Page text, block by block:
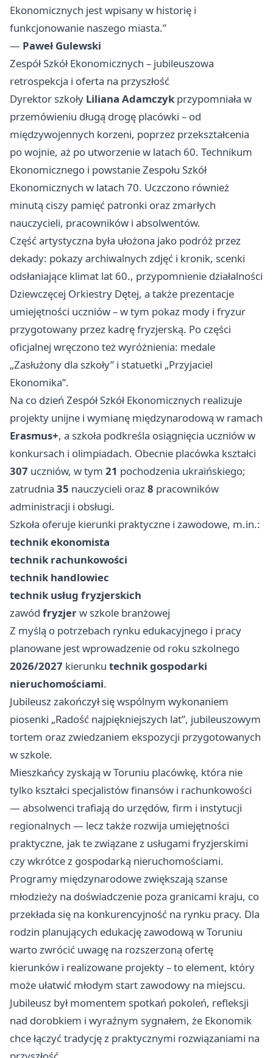
Ekonomicznych jest wpisany w historię i
funkcjonowanie naszego miasta.”
— Paweł Gulewski
Zespół Szkół Ekonomicznych – jubileuszowa
retrospekcja i oferta na przyszłość
Dyrektor szkoły Liliana Adamczyk przypomniała w
przemówieniu długą drogę placówki – od
międzywojennych korzeni, poprzez przekształcenia
po wojnie, aż po utworzenie w latach 60. Technikum
Ekonomicznego i powstanie Zespołu Szkół
Ekonomicznych w latach 70. Uczczono również
minutą ciszy pamięć patronki oraz zmarłych
nauczycieli, pracowników i absolwentów.
Część artystyczna była ułożona jako podróż przez
dekady: pokazy archiwalnych zdjęć i kronik, scenki
odsłaniające klimat lat 60., przypomnienie działalności
Dziewczęcej Orkiestry Dętej, a także prezentacje
umiejętności uczniów – w tym pokaz mody i fryzur
przygotowany przez kadrę fryzjerską. Po części
oficjalnej wręczono też wyróżnienia: medale
„Zasłużony dla szkoły” i statuetki „Przyjaciel
Ekonomika”.
Na co dzień Zespół Szkół Ekonomicznych realizuje
projekty unijne i wymianę międzynarodową w ramach
Erasmus+, a szkoła podkreśla osiągnięcia uczniów w
konkursach i olimpiadach. Obecnie placówka kształci
307 uczniów, w tym 21 pochodzenia ukraińskiego;
zatrudnia 35 nauczycieli oraz8 pracowników
administracji i obsługi.
Szkoła oferuje kierunki praktyczne i zawodowe, m.in.:
technik ekonomista
technik rachunkowości
technik handlowiec
technik usług fryzjerskich
zawód fryzjerw szkole branżowej
Z myślą o potrzebach rynku edukacyjnego i pracy
planowane jest wprowadzenie od roku szkolnego
2026/2027 kierunku technik gospodarki
nieruchomościami.
Jubileusz zakończył się wspólnym wykonaniem
piosenki „Radość najpiękniejszych lat”, jubileuszowym
tortem oraz zwiedzaniem ekspozycji przygotowanych
w szkole.
Mieszkańcy zyskają w Toruniu placówkę, która nie
tylko kształci specjalistów finansów i rachunkowości
— absolwenci trafiają do urzędów, firm i instytucji
regionalnych — lecz także rozwija umiejętności
praktyczne, jak te związane z usługami fryzjerskimi
czy wkrótce z gospodarką nieruchomościami.
Programy międzynarodowe zwiększają szanse
młodzieży na doświadczenie poza granicami kraju, co
przekłada się na konkurencyjność na rynku pracy. Dla
rodzin planujących edukację zawodową w Toruniu
warto zwrócić uwagę na rozszerzoną ofertę
kierunków i realizowane projekty – to element, który
może ułatwić młodym start zawodowy na miejscu.
Jubileusz był momentem spotkań pokoleń, refleksji
nad dorobkiem i wyraźnym sygnałem, że Ekonomik
chce łączyć tradycję z praktycznymi rozwiązaniami na